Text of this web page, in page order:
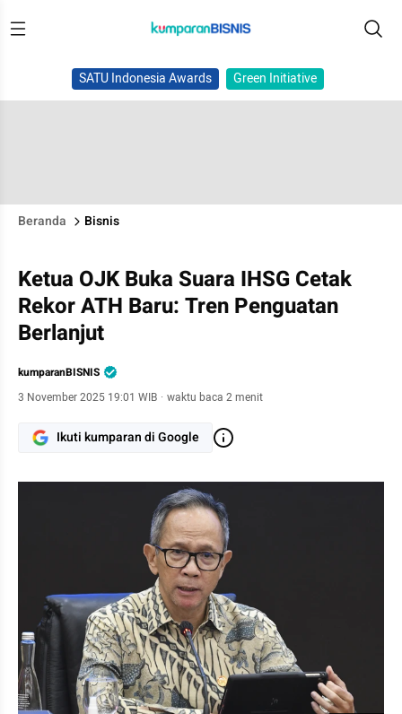
SATU Indonesia Awards Green Initiative
Beranda Bisnis
Ketua OJK Buka Suara IHSG Cetak
Rekor ATH Baru: Tren Penguatan
Berlanjut
kumparanBISNIS
3 November 2025 19:01 WIB · waktu baca 2 menit
Ikuti kumparan di Google